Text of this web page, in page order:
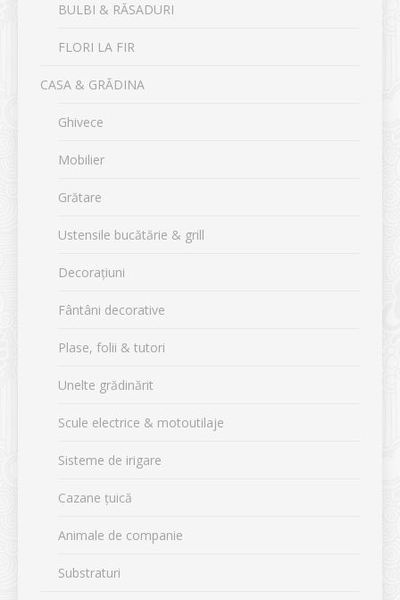
BULBI & RĂSADURI
FLORI LA FIR
CASA & GRĂDINA
Ghivece
Mobilier
Grătare
Ustensile bucătărie & grill
Decorațiuni
Fântâni decorative
Plase, folii & tutori
Unelte grădinărit
Scule electrice & motoutilaje
Sisteme de irigare
Cazane țuică
Animale de companie
Substraturi